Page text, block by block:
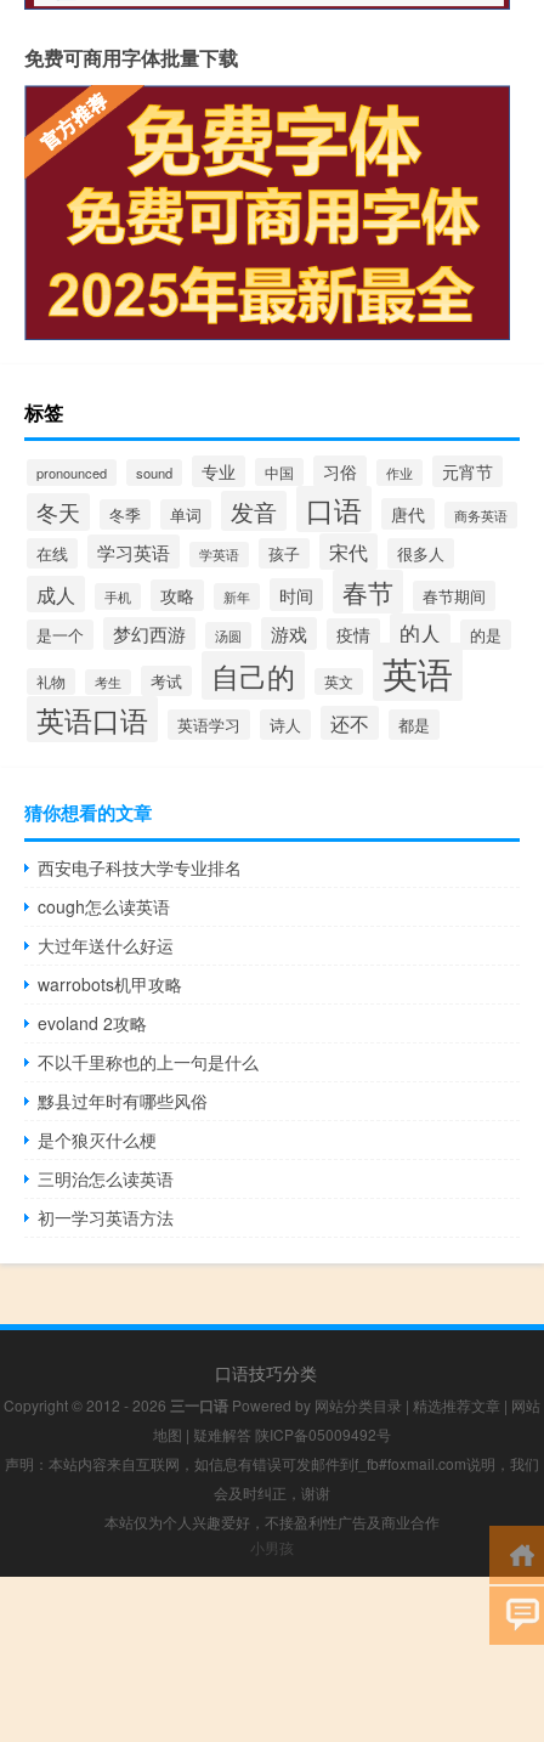
免费可商用字体批量下载
标签
pronounced sound 专业 中国 习俗 作业 元宵节
冬天 冬季 单词 发音 口语 唐代 商务英语
在线 学习英语 学英语 孩子 宋代 很多人
成人 手机 攻略 新年 时间 春节
春节期间
是一个
梦幻西游 汤圆 游戏 疫情 的人 的是
礼物 考生 考试 自己的 英文 英语
英语口语 英语学习 诗人 还不 都是
猜你想看的文章
西安电子科技大学专业排名
cough怎么读英语
大过年送什么好运
warrobots机甲攻略
evoland 2攻略
不以千里称也的上一句是什么
黟县过年时有哪些风俗
是个狼灭什么梗
三明治怎么读英语
初一学习英语方法
口语技巧分类
Copyright © 2012 - 2026 三一口语 Powered by 网站分类目录 | 精选推荐文章 | 网站
地图 | 疑难解答 陕ICP备05009492号
声明：本站内容来自互联网，如信息有错误可发邮件到f_fb#foxmail.com说明，我们
会及时纠正，谢谢
本站仅为个人兴趣爱好，不接盈利性广告及商业合作
小男孩